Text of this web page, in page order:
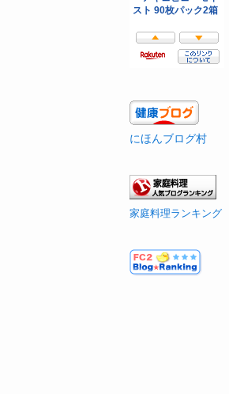
にほんブログ村
家庭料理ランキング